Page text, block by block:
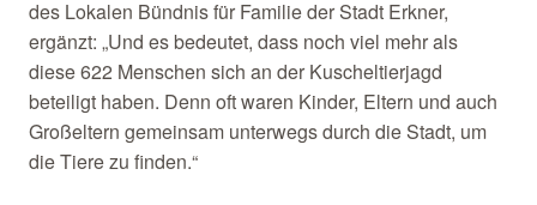
des Lokalen Bündnis für Familie der Stadt Erkner,
ergänzt: „Und es bedeutet, dass noch viel mehr als
diese 622 Menschen sich an der Kuscheltierjagd
beteiligt haben. Denn oft waren Kinder, Eltern und auch
Großeltern gemeinsam unterwegs durch die Stadt, um
die Tiere zu finden.“